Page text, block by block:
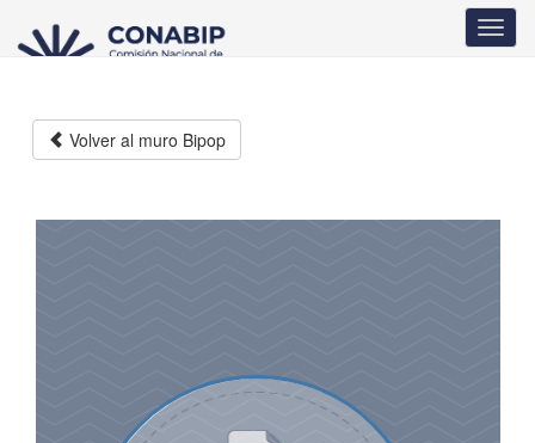
contenido
Volver al muro Bipop